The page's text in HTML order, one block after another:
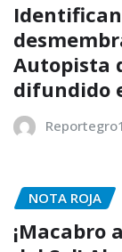
Autopista
difundido
Reportegro1
NOTA ROJA
¡Macabro